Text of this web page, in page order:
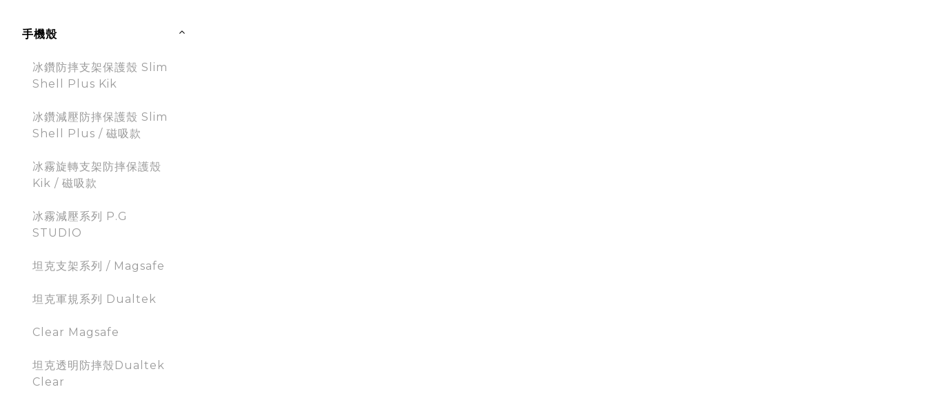
手機殼
冰鑽防摔支架保護殼 Slim
Shell Plus Kik
冰鑽減壓防摔保護殼 Slim
Shell Plus / 磁吸款
冰霧旋轉支架防摔保護殼
Kik / 磁吸款
冰霧減壓系列 P.G
STUDIO
坦克支架系列 / Magsafe
坦克軍規系列 Dualtek
Clear Magsafe
坦克透明防摔殼Dualtek
Clear